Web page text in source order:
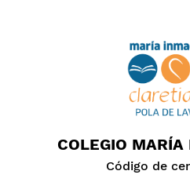
COLEGIO
Código de